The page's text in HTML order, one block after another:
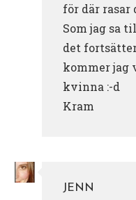
för där rasar
Som jag sa
det
kommer jag
kvinna :-d
Kram
JENN